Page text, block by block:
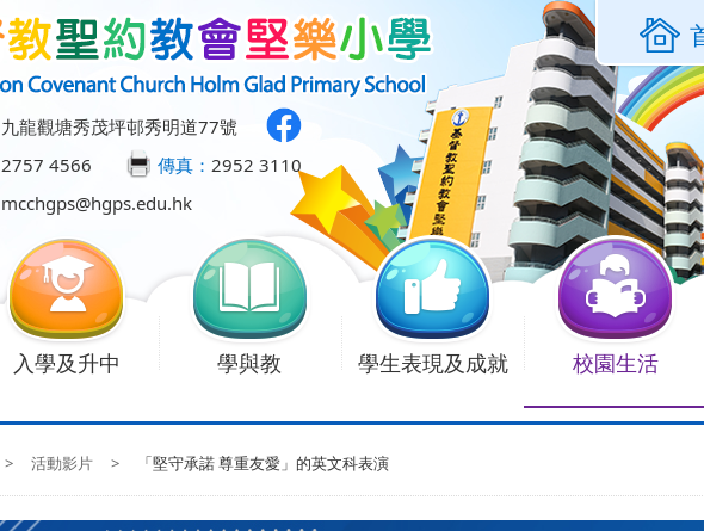
九龍觀塘秀茂坪邨秀明道77號
2757 4566 傳真： 2952 3110
mcchgps@hgps.edu.hk
入學及升中 學與教 學生表現及成就 校園生活
> 活動影片 > 「堅守承諾 尊重友愛」的英文科表演